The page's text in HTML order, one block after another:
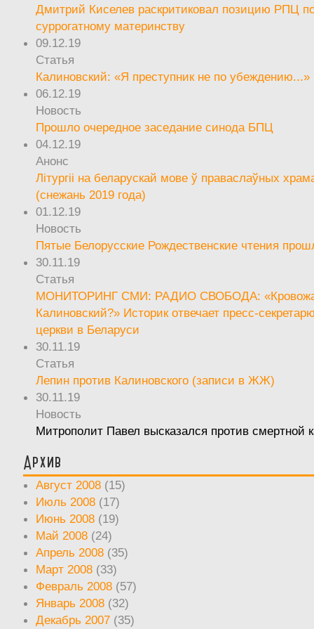
Дмитрий Киселев раскритиковал позицию РПЦ
суррогатному материнству
09.12.19
Статья
Калиновский: «Я преступник не по убеждению...»
06.12.19
Новость
Прошло очередное заседание синода БПЦ
04.12.19
Анонс
Літургіі на беларускай мове ў праваслаўных
(снежань 2019 года)
01.12.19
Новость
Пятые Белорусские Рождественские чтения
30.11.19
Статья
МОНИТОРИНГ СМИ: РАДИО СВОБОДА:
Калиновский?» Историк отвечает пресс-
церкви в Беларуси
30.11.19
Статья
Лепин против Калиновского (записи в ЖЖ)
30.11.19
Новость
Митрополит Павел высказался против смертной
Архив
Август 2008 (15)
Июль 2008 (17)
Июнь 2008 (19)
Май 2008 (24)
Апрель 2008 (35)
Март 2008 (33)
Февраль 2008 (57)
Январь 2008 (32)
Декабрь 2007 (35)